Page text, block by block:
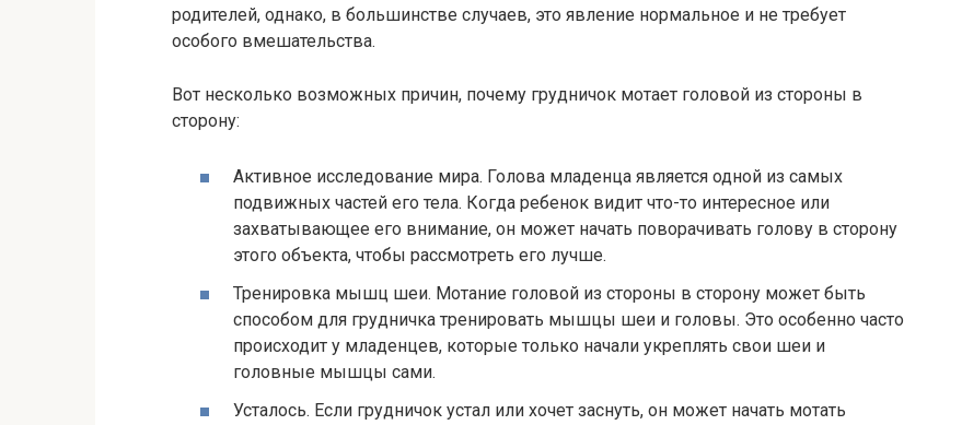
родителей, однако, в большинстве случаев, это явление нормальное и не требует
особого вмешательства.
Вот несколько возможных причин, почему грудничок мотает головой из стороны в
сторону:
Активное исследование мира. Голова младенца является одной из самых
подвижных частей его тела. Когда ребенок видит что-то интересное или
захватывающее его внимание, он может начать поворачивать голову в сторону
этого объекта, чтобы рассмотреть его лучше.
Тренировка мышц шеи. Мотание головой из стороны в сторону может быть
способом для грудничка тренировать мышцы шеи и головы. Это особенно часто
происходит у младенцев, которые только начали укреплять свои шеи и
головные мышцы сами.
Усталось. Если грудничок устал или хочет заснуть, он может начать мотать